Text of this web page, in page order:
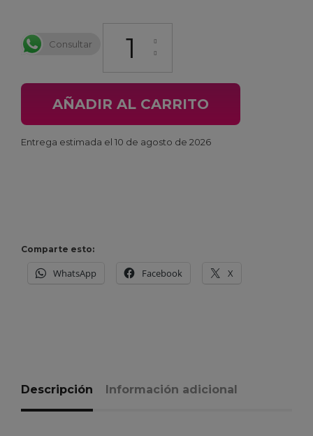
Consultar
AÑADIR AL CARRITO
Entrega estimada el 10 de agosto de 2026
Comparte esto:
WhatsApp Facebook X
Descripción Información adicional